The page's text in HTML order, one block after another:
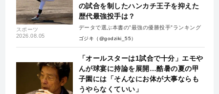
スポーツ
2026.08.05
の試合を制したハンカチ王子を抑えた
歴代最強投手は？
データで選ぶ本書の”最強の優勝投手”ランキング
ゴジキ（@godziki_55）
「オールスターは1試合で十分」エモや
んが球宴に持論を展開…酷暑の夏の甲
子園には「そんなにお体が大事ならも
うやらなくていい」